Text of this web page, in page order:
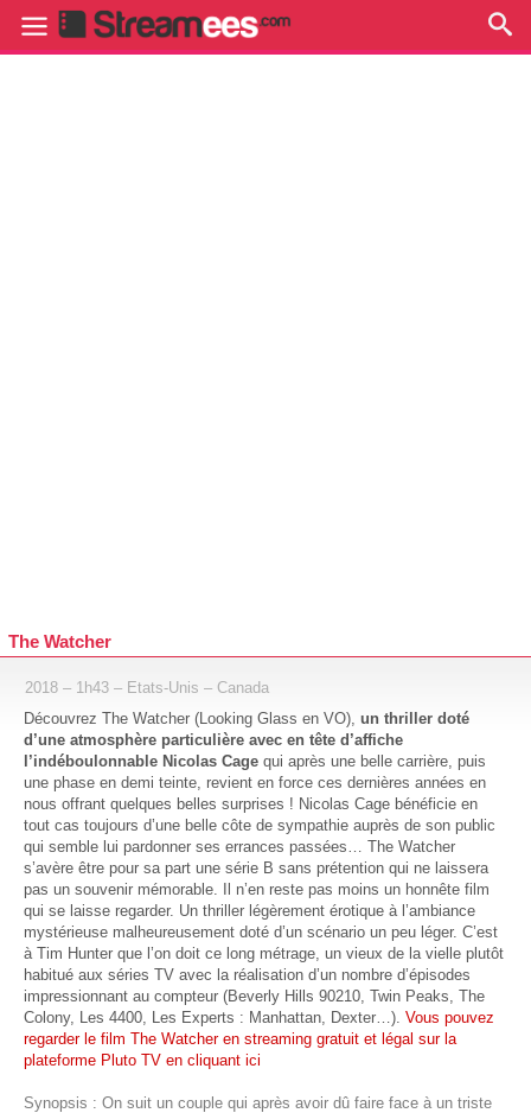
The Watcher
2018 – 1h43 – Etats-Unis – Canada
Découvrez The Watcher (Looking Glass en VO), un thriller doté
d’une atmosphère particulière avec en tête d’affiche
l’indéboulonnable Nicolas Cage qui après une belle carrière, puis
une phase en demi teinte, revient en force ces dernières années en
nous offrant quelques belles surprises ! Nicolas Cage bénéficie en
tout cas toujours d’une belle côte de sympathie auprès de son public
qui semble lui pardonner ses errances passées… The Watcher
s’avère être pour sa part une série B sans prétention qui ne laissera
pas un souvenir mémorable. Il n’en reste pas moins un honnête film
qui se laisse regarder. Un thriller légèrement érotique à l’ambiance
mystérieuse malheureusement doté d’un scénario un peu léger. C’est
à Tim Hunter que l’on doit ce long métrage, un vieux de la vielle plutôt
habitué aux séries TV avec la réalisation d’un nombre d’épisodes
impressionnant au compteur (Beverly Hills 90210, Twin Peaks, The
Colony, Les 4400, Les Experts : Manhattan, Dexter…). Vous pouvez
regarder le film The Watcher en streaming gratuit et légal sur la
plateforme Pluto TV en cliquant ici
Synopsis : On suit un couple qui après avoir dû faire face à un triste